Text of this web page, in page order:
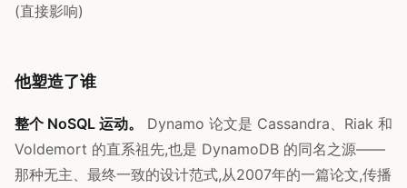
(直接影响)
他塑造了谁
整个 NoSQL 运动。
Dynamo 论文是 Cassandra、Riak 和
Voldemort 的直系祖先,也是 DynamoDB 的同名之源——
那种无主、最终一致的设计范式,从2007年的一篇论文,传播